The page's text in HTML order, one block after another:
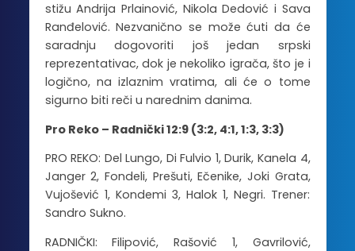
stižu Andrija Prlainović, Nikola Dedović i Sava
Ranđelović. Nezvanično se može ćuti da će
saradnju dogovoriti još jedan srpski
reprezentativac, dok je nekoliko igrača, što je i
logično, na izlaznim vratima, ali će o tome
sigurno biti reči u narednim danima.
Pro Reko – Radnički 12:9 (3:2, 4:1, 1:3, 3:3)
PRO REKO: Del Lungo, Di Fulvio 1, Durik, Kanela 4,
Janger 2, Fondeli, Prešuti, Ečenike, Joki Grata,
Vujošević 1, Kondemi 3, Halok 1, Negri. Trener:
Sandro Sukno.
RADNIČKI: Filipović, Rašović 1, Gavrilović,